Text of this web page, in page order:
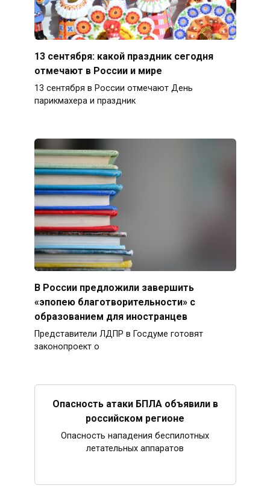
13 сентября: какой праздник сегодня
отмечают в России и мире
13 сентября в России отмечают День
парикмахера и праздник
В России предложили завершить
«эпопею благотворительности» с
образованием для иностранцев
Представители ЛДПР в Госдуме готовят
законопроект о
Опасность атаки БПЛА объявили в
российском регионе
Опасность нападения беспилотных
летательных аппаратов